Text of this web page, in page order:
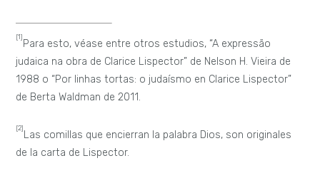
Un poemario manipulable: «A la vuelta
de la rueda», de Christian Compagnon
Notas a partir de «Estrategia de salida»,
2018)